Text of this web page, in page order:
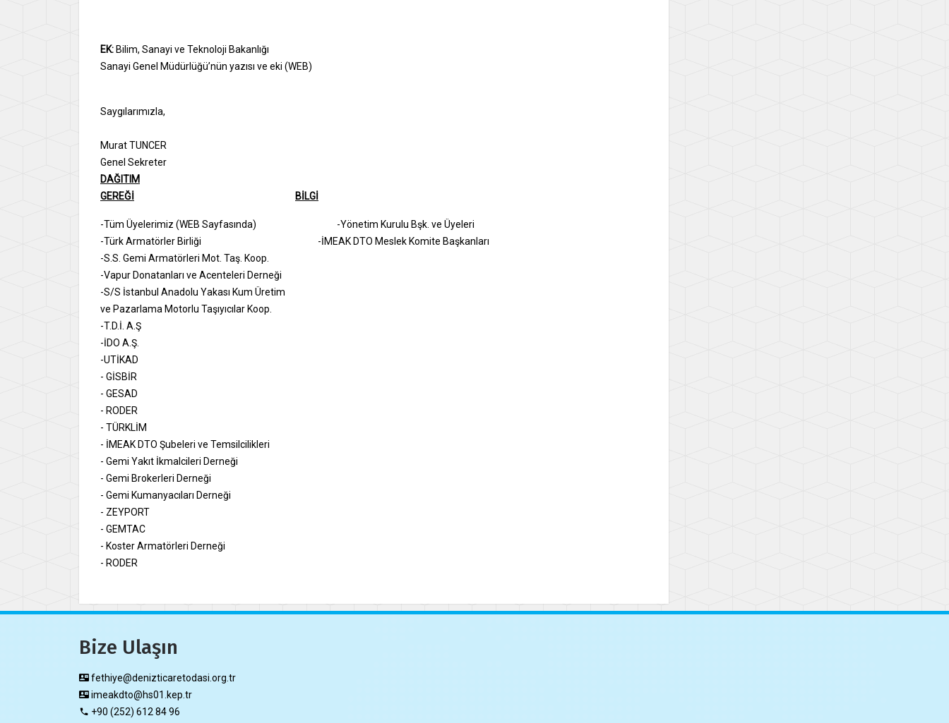
EK: Bilim, Sanayi ve Teknoloji Bakanlığı
Sanayi Genel Müdürlüğü’nün yazısı ve eki (WEB)
Saygılarımızla,
Murat TUNCER
Genel Sekreter
DAĞITIM
GEREĞİ
BİLGİ
-Tüm Üyelerimiz (WEB Sayfasında)
-Yönetim Kurulu Bşk. ve Üyeleri
-Türk Armatörler Birliği
-İMEAK DTO Meslek Komite Başkanları
-S.S. Gemi Armatörleri Mot. Taş. Koop.
-Vapur Donatanları ve Acenteleri Derneği
-S/S İstanbul Anadolu Yakası Kum Üretim
ve Pazarlama Motorlu Taşıyıcılar Koop.
-T.D.İ. A.Ş
-İDO A.Ş.
-UTİKAD
- GİSBİR
- GESAD
- RODER
- TÜRKLİM
- İMEAK DTO Şubeleri ve Temsilcilikleri
- Gemi Yakıt İkmalcileri Derneği
- Gemi Brokerleri Derneği
- Gemi Kumanyacıları Derneği
- ZEYPORT
- GEMTAC
- Koster Armatörleri Derneği
- RODER
Bize Ulaşın
fethiye@denizticaretodasi.org.tr
imeakdto@hs01.kep.tr
+90 (252) 612 84 96